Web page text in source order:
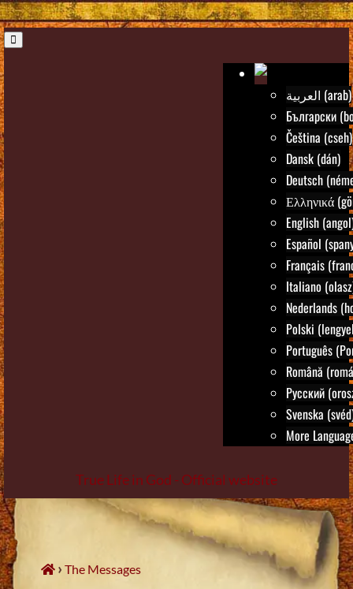
العربية (arab)
Български
Čeština (cseh)
Dansk (dán)
Deutsch
Ελληνικά
English
Español
Français
Italiano
Nederlands
Polski
Português
Română
Русский
Svenska
More
True Life in God - Official website
Skip
to
content
›The Messages